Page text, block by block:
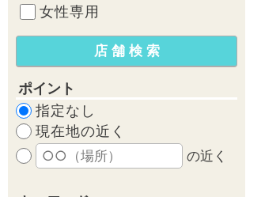
女性専用
ポイント
指定なし
現在地の近く
の近く